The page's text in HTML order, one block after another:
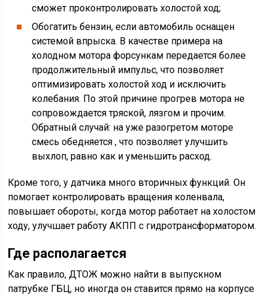
сможет проконтролировать холостой ход;
Обогатить бензин, если автомобиль оснащен
системой впрыска. В качестве примера на
холодном мотора форсункам передается более
продолжительный импульс, что позволяет
оптимизировать холостой ход и исключить
колебания. По этой причине прогрев мотора не
сопровождается тряской, лязгом и прочим.
Обратный случай: на уже разогретом моторе
смесь обедняется , что позволяет улучшить
выхлоп, равно как и уменьшить расход.
Кроме того, у датчика много вторичных функций. Он
помогает контролировать вращения коленвала,
повышает обороты, когда мотор работает на холостом
ходу, улучшает работу АКПП с гидротрансформатором.
Где располагается
Как правило, ДТОЖ можно найти в выпускном
патрубке ГБЦ, но иногда он ставится прямо на корпусе